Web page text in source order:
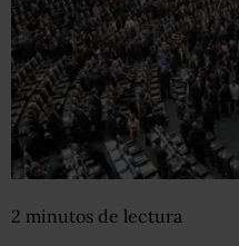
2 minutos de lectura